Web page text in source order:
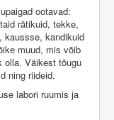
ootavad:
rätikuid, tekke,
kaussse, kandikuid
muud, mis võib
olla. Väikest tõugu
ning riideid.
labori ruumis ja